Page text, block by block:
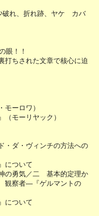
れ、折れ跡、ヤケ カバ
眼！！
打ちされた文章で核心に迫
ーロワ）
モーリヤック）
・ダ・ヴィンチの方法への
について
勇気／二 基本的定理か
観察者―『ゲルマントの
について